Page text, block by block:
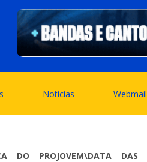
Notícias Webmail
DO PROJOVEM\DATA DAS